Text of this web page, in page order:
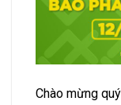
Chào mừng